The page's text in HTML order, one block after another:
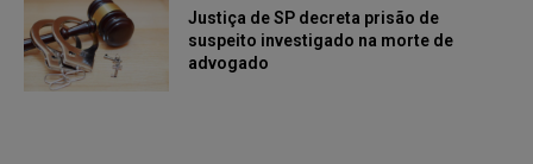
Justiça de SP decreta prisão de
suspeito investigado na morte de
advogado